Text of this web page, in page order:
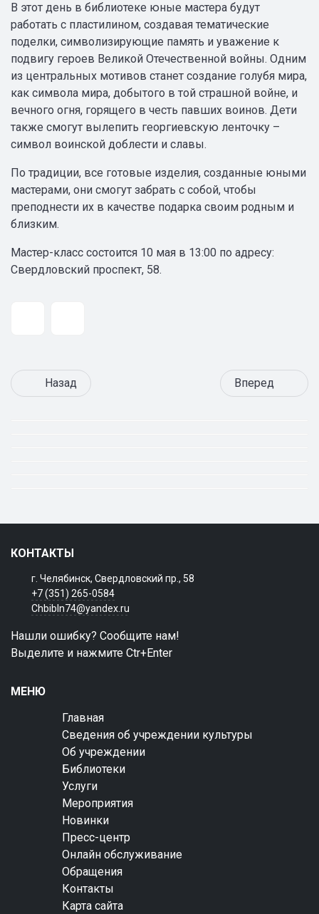
В этот день в библиотеке юные мастера будут
работать с пластилином, создавая тематические
поделки, символизирующие память и уважение к
подвигу героев Великой Отечественной войны. Одним
из центральных мотивов станет создание голубя мира,
как символа мира, добытого в той страшной войне, и
вечного огня, горящего в честь павших воинов. Дети
также смогут вылепить георгиевскую ленточку –
символ воинской доблести и славы.
По традиции, все готовые изделия, созданные юными
мастерами, они смогут забрать с собой, чтобы
преподнести их в качестве подарка своим родным и
близким.
Мастер-класс состоится 10 мая в 13:00 по адресу:
Свердловский проспект, 58.
Назад Вперед
КОНТАКТЫ
г. Челябинск, Свердловский пр., 58
+7 (351) 265-0584
Chbibln74@yandex.ru
Нашли ошибку? Сообщите нам!
Выделите и нажмите Ctr+Enter
МЕНЮ
Главная
Сведения об учреждении культуры
Об учреждении
Библиотеки
Услуги
Мероприятия
Новинки
Пресс-центр
Онлайн обслуживание
Обращения
Контакты
Карта сайта